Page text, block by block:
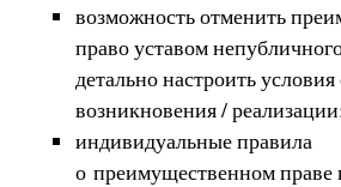
возможность отменить
право уставом
детально настроить условия
возникновения /
индивидуальные правила
о преимущественном праве